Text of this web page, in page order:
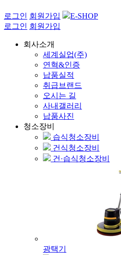
로그인 회원가입
E-SHOP
로그인 회원가입
회사소개
세계실업(주)
연혁&인증
납품실적
취급브랜드
오시는 길
사내갤러리
납품사진
청소장비
습식청소장비
건식청소장비
건·습식청소장비
광택기